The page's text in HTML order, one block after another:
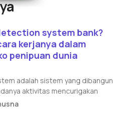
system bank?
kerjanya dalam
penipuan dunia
adalah sistem yang dibangun
aktivitas mencurigakan